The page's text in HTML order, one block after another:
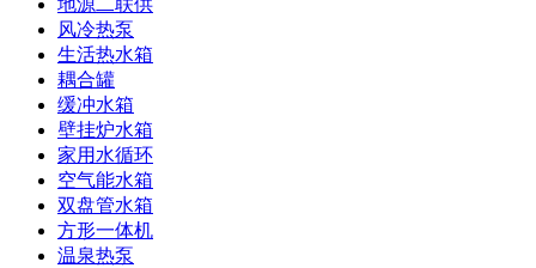
地源二联供
风冷热泵
生活热水箱
耦合罐
缓冲水箱
壁挂炉水箱
家用水循环
空气能水箱
双盘管水箱
方形一体机
温泉热泵